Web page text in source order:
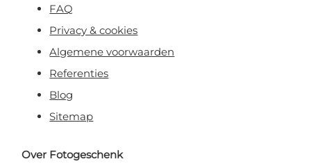
FAQ
Privacy & cookies
Algemene voorwaarden
Referenties
Blog
Sitemap
Over Fotogeschenk